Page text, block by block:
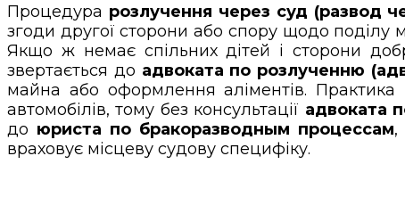
Процедура розлучення через суд (развод
згоди другої сторони або спору щодо поділу
Якщо ж немає спільних дітей і сторони
звертається до адвоката по розлученню
майна або оформлення аліментів.
автомобілів, тому без консультації адвоката
до юриста по бракоразводным процессам,
враховує місцеву судову специфіку.